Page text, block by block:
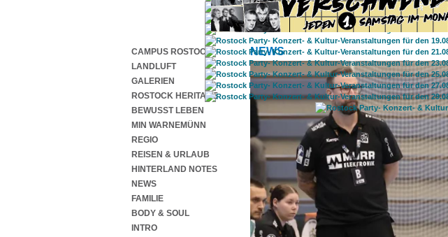
CAMPUS ROSTOCK
LANDLUFT
GALERIEN
ROSTOCK HERITAGE
BEWUSST LEBEN
MIN WARNEMÜNN
REGIO
REISEN & URLAUB
HINTERLAND NOTES
NEWS
FAMILIE
BODY & SOUL
INTRO
NEWS